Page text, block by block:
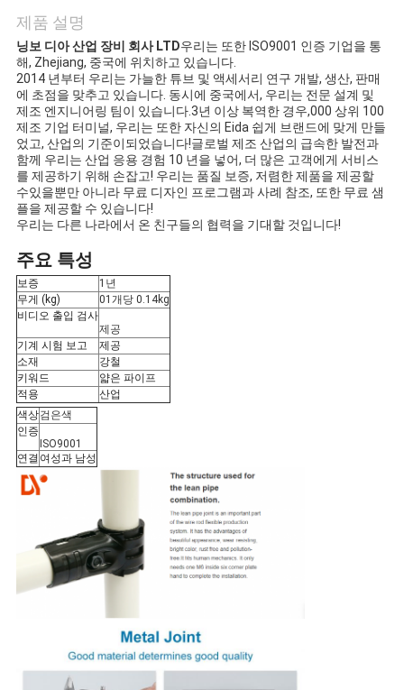
소
식
케
이
스
조
회
를
요
청
하
다
이
제품 설명
닝보 디아 산업 장비 회사 LTD우리는 또한 ISO9001 인증 기업을 통
해, Zhejiang, 중국에 위치하고 있습니다.
2014 년부터 우리는 가늘한 튜브 및 액세서리 연구 개발, 생산, 판매
에 초점을 맞추고 있습니다. 동시에 중국에서, 우리는 전문 설계 및
제조 엔지니어링 팀이 있습니다.3년 이상 복역한 경우,000 상위 100
제조 기업 터미널, 우리는 또한 자신의 Eida 쉽게 브랜드에 맞게 만들
었고, 산업의 기준이되었습니다!글로벌 제조 산업의 급속한 발전과
함께 우리는 산업 응용 경험 10 년을 넣어, 더 많은 고객에게 서비스
를 제공하기 위해 손잡고! 우리는 품질 보증, 저렴한 제품을 제공할
수있을뿐만 아니라 무료 디자인 프로그램과 사례 참조, 또한 무료 샘
플을 제공할 수 있습니다!
우리는 다른 나라에서 온 친구들의 협력을 기대할 것입니다!
주요 특성
보증
1년
무게 (kg)
01개당 0.14kg
비디오 출입 검사
제공
기계 시험 보고
제공
소재
강철
키워드
얇은 파이프
적용
산업
색상검은색
인증
ISO9001
연결 여성과 남성